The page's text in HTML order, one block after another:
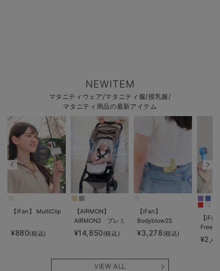
NEWITEM
マタニティウェア/マタニティ服/授乳服/
マタニティ用品の最新アイテム
【iFan】 MultiClip
¥880(税込)
【AIRMON】
AIRMON2 プレミ
アム
¥14,850(税込)
【iFan】
Bodyblow2S
¥3,278(税込)
【
Freeze
VIEW ALL